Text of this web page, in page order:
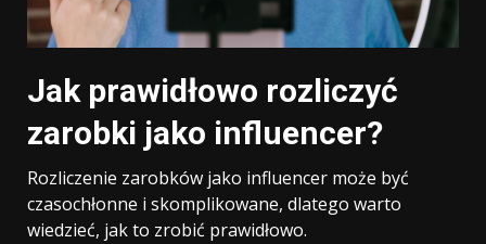
Jak prawidłowo rozliczyć
zarobki jako influencer?
Rozliczenie zarobków jako influencer może być
czasochłonne i skomplikowane, dlatego warto
wiedzieć, jak to zrobić prawidłowo.